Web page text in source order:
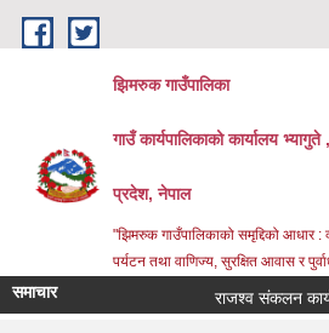
Skip to main content
झिमरुक गाउँपालिका
गाउँ कार्यपालिकाको कार्यालय भ्यागुते
प्रदेश, नेपाल
"झिमरुक गाउँपालिकाको समृद्दिको आधार :
पर्यटन तथा वाणिज्य, सुरक्षित आवास र
समाचार राजश्व संकलन कार्य